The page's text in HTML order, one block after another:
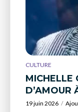
CULTURE
MICHELLE
D’AMOUR
19 juin 2026